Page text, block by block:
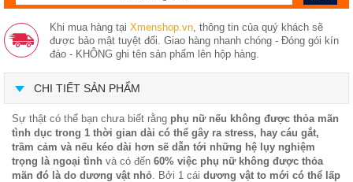
Khi mua hàng tại Xmenshop.vn, thông tin của quý khách sẽ
được bảo mật tuyệt đối. Giao hàng nhanh chóng - Đóng gói kín
đáo - KHÔNG ghi tên sản phẩm lên hộp hàng.
CHI TIẾT SẢN PHẨM
Sự thật có thể bạn chưa biết rằng phụ nữ nếu không được thỏa mãn
tình dục trong 1 thời gian dài có thể gây ra stress, hay cáu gắt,
trầm cảm và nếu kéo dài hơn sẽ dẫn tới những hệ lụy nghiệm
trọng là ngoại tình và có đến 60% việc phụ nữ không được thỏa
mãn đó là do dương vật nhỏ. Bởi 1 cái dương vật to mới có thể lấp